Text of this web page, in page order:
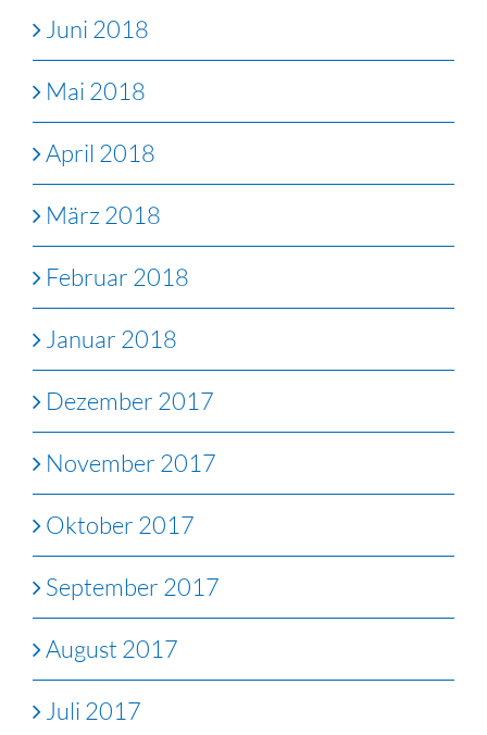
Juni 2018
Mai 2018
April 2018
März 2018
Februar 2018
Januar 2018
Dezember 2017
November 2017
Oktober 2017
September 2017
August 2017
Juli 2017